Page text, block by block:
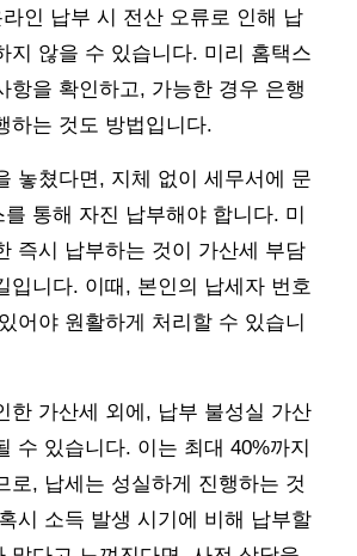
인 납부 시 전산 오류로 인해 납
지 않을 수 있습니다. 미리 홈택스
항을 확인하고, 가능한 경우 은행
하는 것도 방법입니다.
놓쳤다면, 지체 없이 세무서에 문
통해 자진 납부해야 합니다. 미
즉시 납부하는 것이 가산세 부담
입니다. 이때, 본인의 납세자 번호
어야 원활하게 처리할 수 있습니
한 가산세 외에, 납부 불성실 가산
수 있습니다. 이는 최대 40%까지
로, 납세는 성실하게 진행하는 것
시 소득 발생 시기에 비해 납부할